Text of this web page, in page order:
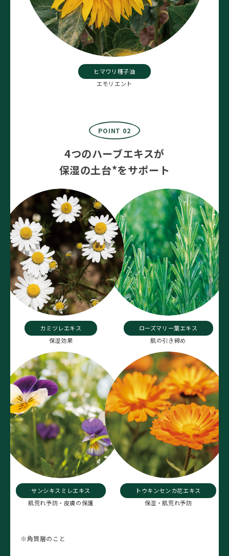
ヒマワリ種子油
エモリエント
POINT 02
4つのハーブエキスが
保湿の土台*をサポート
カミツレエキス
保湿効果
ローズマリー葉エキス
肌の引き締め
サンシキスミレエキス
肌荒れ予防・皮膚の保護
トウキンセンカ花エキス
保湿・肌荒れ予防
※角質層のこと